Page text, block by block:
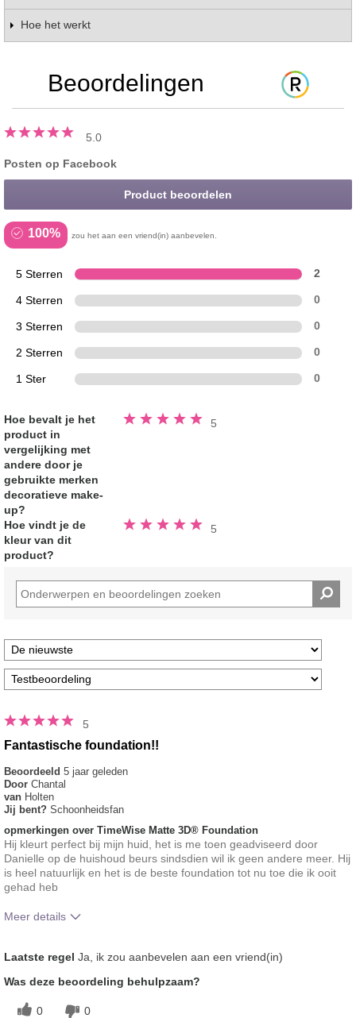
Hoe het werkt
Beoordelingen
5.0
Posten op Facebook
Product beoordelen
100% zou het aan een vriend(in) aanbevelen.
5 Sterren 2
4 Sterren 0
3 Sterren 0
2 Sterren 0
1 Ster 0
Hoe bevalt je het
product in
vergelijking met
andere door je
gebruikte merken
decoratieve make-
up?
5
Beoordeeld
5.0
Hoe vindt je de
kleur van dit
product?
5
Beoordeeld
5.0
5
Fantastische foundation!!
Beoordeeld 5 jaar geleden
Door Chantal
van Holten
Jij bent? Schoonheidsfan
opmerkingen over TimeWise Matte 3D® Foundation
Hij kleurt perfect bij mijn huid, het is me toen geadviseerd door
Danielle op de huishoud beurs sindsdien wil ik geen andere meer. Hij
is heel natuurlijk en het is de beste foundation tot nu toe die ik ooit
gehad heb
Meer details
met andere door je gebruikte merken
decoratieve make-up?
Laatste regel Ja, ik zou aanbevelen aan een vriend(in)
Was deze beoordeling behulpzaam?
0 0